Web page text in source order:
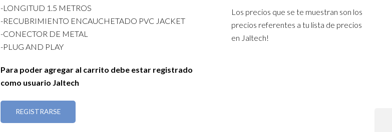
Los precios que se te muestran son los
precios referentes a tu lista de precios
en Jaltech!
-LONGITUD 1.5 METROS
-RECUBRIMIENTO ENCAUCHETADO PVC JACKET
-CONECTOR DE METAL
-PLUG AND PLAY
Para poder agregar al carrito debe estar registrado
como usuario Jaltech
REGISTRARSE